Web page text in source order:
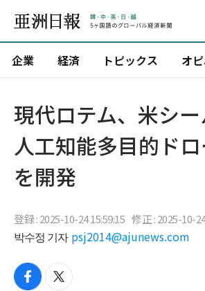
企業 経済 トピックス オ
現代ロテム、米シ
人工知能多目的ド
を開発
登録 : 2025-10-24 15:59:15 修正 : 2025-10-
박수정 기자 psj2014@ajunews.com
f
t